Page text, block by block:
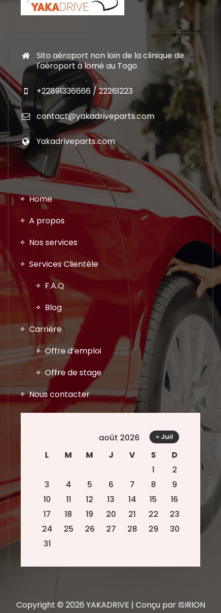
Sito aéroport non loin de la clinique de
l'aéroport à lomé au Togo
+22891336666 / 22261223
contact@yakadriveparts.com
Yakadriveparts.com
Home
A propos
Nos services
Services Clientèle
F.A.Q
Blog
Carrière
Offre d’emploi
Offre de stage
Nous contacter
août 2026
L
M M J V S
D
1
2
3
4 5 6 7 8
9
10
11 12 13 14 15
16
17
18 19 20 21 22
23
24
25 26 27 28 29
30
31
« Juil
Copyright © 2026 YAKADRIVE | Conçu par ISIRION